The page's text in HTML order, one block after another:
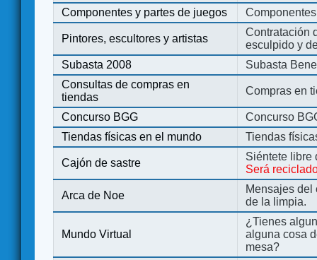
Componentes y partes de juegos
Pintores, escultores y artistas
Contratación
esculpido y
Subasta 2008
Subasta
Consultas de compras en
tiendas
Compras en
Concurso BGG
Concurso
Tiendas físicas en el mundo
Tiendas
Cajón de sastre
Siéntete libre
Será
Arca de Noe
Mensajes del
de la limpia.
Mundo Virtual
¿Tienes
alguna cosa
mesa?